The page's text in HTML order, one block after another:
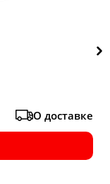
О доставке